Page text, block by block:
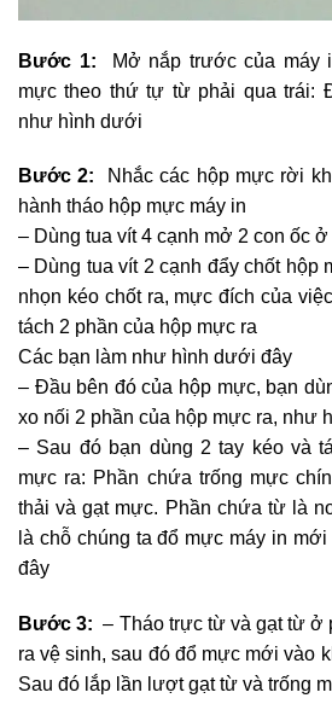
​Bước 1:
Mở nắp trước của máy
mực theo thứ tự từ phải qua trái:
như hình dưới
Bước 2:
Nhắc các hộp mực rời
hành tháo hộp mực máy in
– Dùng tua vít 4 cạnh mở 2 con ốc ở
– Dùng tua vít 2 cạnh đẩy chốt hộp
nhọn kéo chốt ra, mực đích của
tách 2 phần của hộp mực ra
Các bạn làm như hình dưới đây
– Đầu bên đó của hộp mực, bạn
xo nối 2 phần của hộp mực ra, như
– Sau đó bạn dùng 2 tay kéo và
mực ra: Phần chứa trống mực
thải và gạt mực. Phần chứa từ là
là chỗ chúng ta đổ mực máy in
đây
Bước 3:– Tháo trực từ và gạt từ ở
ra vệ sinh, sau đó đổ mực mới vào
Sau đó lắp lần lượt gạt từ và trống